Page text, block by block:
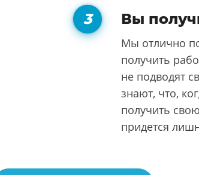
Вы
Мы отлично
получить
не подводят
знают, что,
получить
придется